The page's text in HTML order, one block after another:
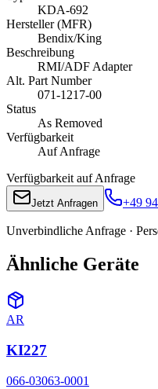
KDA-692
Hersteller (MFR)
Bendix/King
Beschreibung
RMI/ADF Adapter
Alt. Part Number
071-1217-00
Status
As Removed
Verfügbarkeit
Auf Anfrage
Verfügbarkeit auf Anfrage
Jetzt Anfragen +49
Unverbindliche Anfrage ·
Ähnliche Geräte
AR
KI227
066-03063-0001